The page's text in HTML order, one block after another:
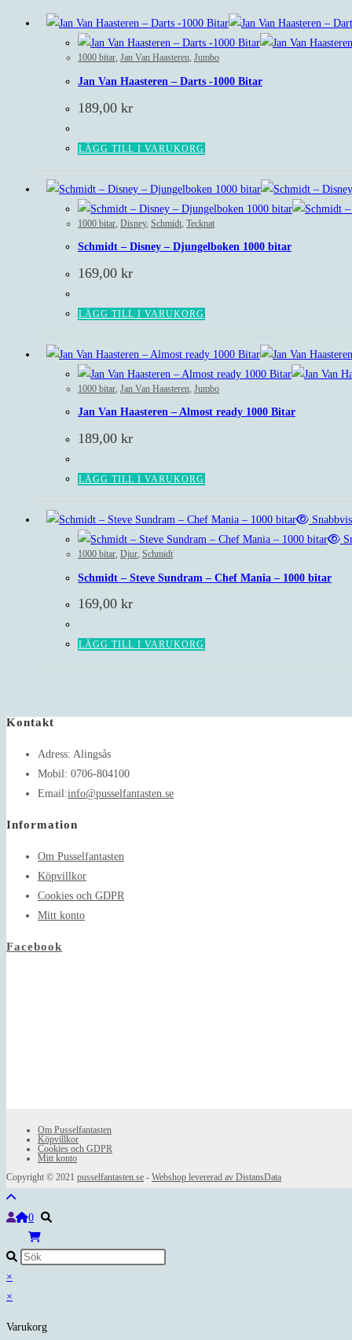
1000 bitar, Jan Van Haasteren, Jumbo
Jan Van Haasteren – Darts -1000 Bitar
189,00 kr
LÄGG TILL I VARUKORG
1000 bitar Disney, Schmidt Tecknat
Schmidt – Disney – Djungelboken 1000 bitar
169,00 kr
LÄGG TILL I VARUKORG
1000 bitar Jan Van Haasteren Jumbo
Jan Van Haasteren – Almost ready 1000 Bitar
189,00 kr
LÄGG TILL I VARUKORG
1000 bitar, Djur, Schmidt
Schmidt – Steve Sundram – Chef Mania – 1000 bitar
169,00 kr
LÄGG TILL I VARUKORG
Kontakt
Adress: Alingsås
Mobil: 0706-804100
Email:info@pusselfantasten.seOpens
Information
Om Pusselfantasten
Köpvillkor
Cookies och GDPR
Mitt konto
Facebook
Om Pusselfantasten
Köpvillkor
Cookies och GDPR
Mitt konto
Copyright © 2021 pusselfantasten.se - Webshop levererad av DistansData
0
×
×
Varukorg